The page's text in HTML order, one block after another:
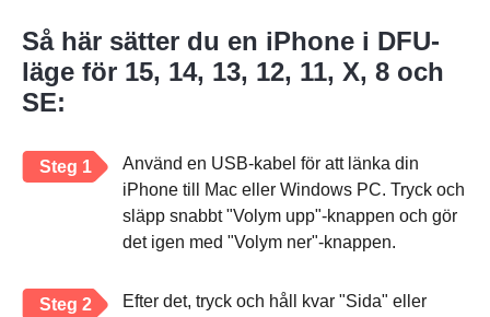
Så här sätter du en iPhone i DFU-
läge för 15, 14, 13, 12, 11, X, 8 och
SE:
Steg 1
Använd en USB-kabel för att länka din
iPhone till Mac eller Windows PC. Tryck och
släpp snabbt "Volym upp"-knappen och gör
det igen med "Volym ner"-knappen.
Steg 2
Efter det, tryck och håll kvar "Sida" eller